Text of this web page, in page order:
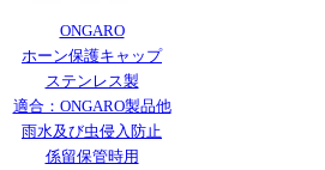
ONGARO
ホーン保護キャップ
ステンレス製
適合：ONGARO製品他
雨水及び虫侵入防止
係留保管時用